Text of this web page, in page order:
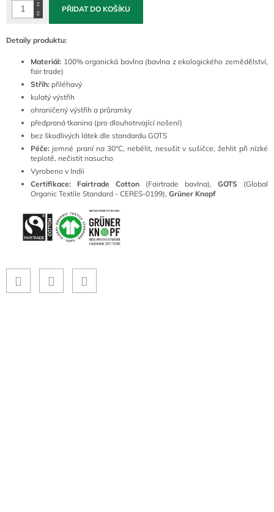
PŘIDAT DO KOŠÍKU
Detaily produktu:
Materiál: 100% organická bavlna (bavlna z ekologického zemědělství,
fair trade)
Střih: přiléhavý
kulatý výstřih
ohraničený výstřih a průramky
předpraná tkanina (pro dlouhotrvající nošení)
bez škodlivých látek dle standardu GOTS
Péče: jemné praní na 30°C, nebělit, nesušit v sušičce, žehlit při nízké
teplotě, nečistit nasucho
Vyrobeno v Indii
Certifikace: Fairtrade Cotton (Fairtrade bavlna), GOTS
(Global
Organic Textile Standard - CERES-0199), Grüner Knopf